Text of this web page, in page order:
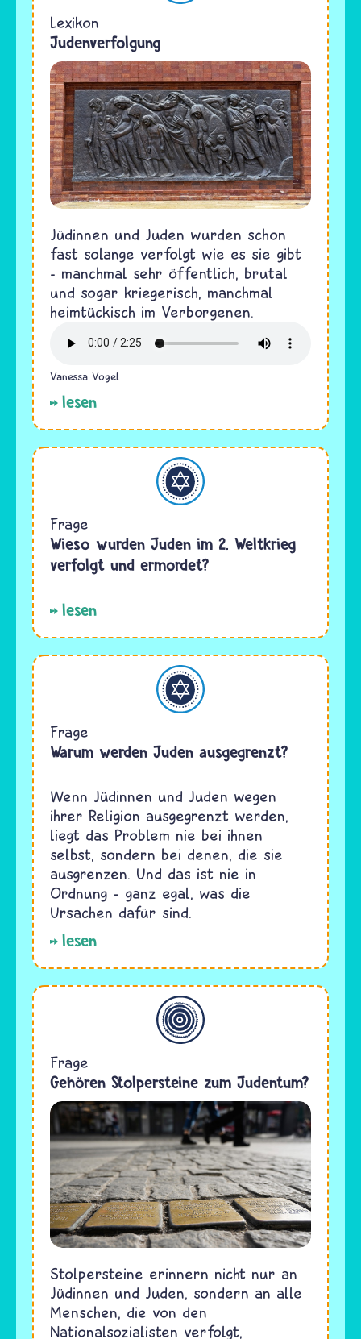
Lexikon
Judenverfolgung
Jüdinnen und Juden wurden schon
fast solange verfolgt wie es sie gibt
- manchmal sehr öffentlich, brutal
und sogar kriegerisch, manchmal
heimtückisch im Verborgenen.
Vanessa Vogel
lesen
Judentum
Frage
Wieso wurden Juden im 2. Weltkrieg
verfolgt und ermordet?
lesen
Judentum
Frage
Warum werden Juden ausgegrenzt?
Wenn Jüdinnen und Juden wegen
ihrer Religion ausgegrenzt werden,
liegt das Problem nie bei ihnen
selbst, sondern bei denen, die sie
ausgrenzen. Und das ist nie in
Ordnung – ganz egal, was die
Ursachen dafür sind.
lesen
Allgemein
Frage
Gehören Stolpersteine zum Judentum?
Stolpersteine erinnern nicht nur an
Jüdinnen und Juden, sondern an alle
Menschen, die von den
Nationalsozialisten verfolgt,